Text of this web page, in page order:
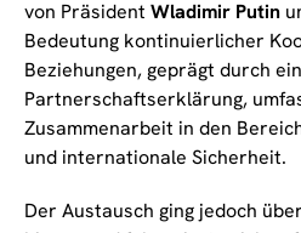
von Präsident Wladimir Putin
Bedeutung kontinuierlicher
Beziehungen, geprägt durch
Partnerschaftserklärung,
Zusammenarbeit in den
und internationale Sicherheit.
Der Austausch ging jedoch